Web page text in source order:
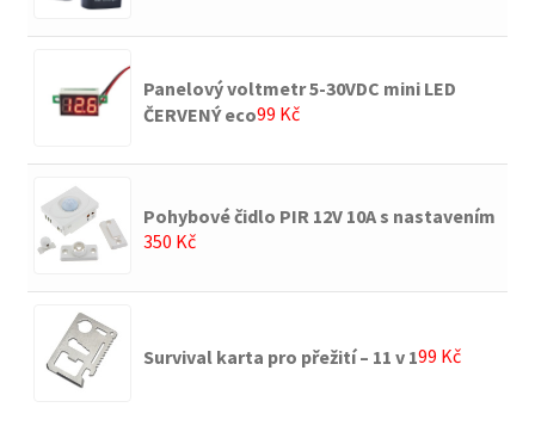
Panelový voltmetr 5-30VDC mini LED
ČERVENÝ eco99 Kč
Pohybové čidlo PIR 12V 10A s nastavením
350 Kč
Survival karta pro přežití – 11 v 199 Kč